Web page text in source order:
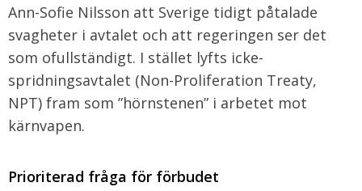
Ann-Sofie Nilsson att Sverige tidigt påtalade
svagheter i avtalet och att regeringen ser det
som ofullständigt. I stället lyfts icke-
spridningsavtalet (Non-Proliferation Treaty,
NPT) fram som ”hörnstenen” i arbetet mot
kärnvapen.
Prioriterad fråga för förbudet